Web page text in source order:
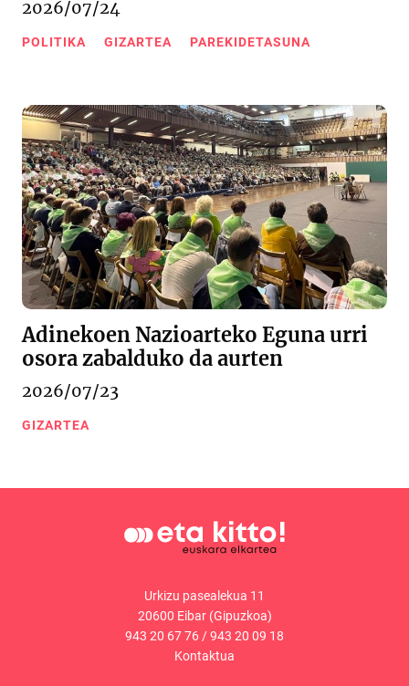
2026/07/24
POLITIKA GIZARTEA PAREKIDETASUNA
Adinekoen Nazioarteko Eguna urri
osora zabalduko da aurten
2026/07/23
GIZARTEA
Urkizu pasealekua 11
20600 Eibar (Gipuzkoa)
943 20 67 76 /943 20 09 18
Kontaktua